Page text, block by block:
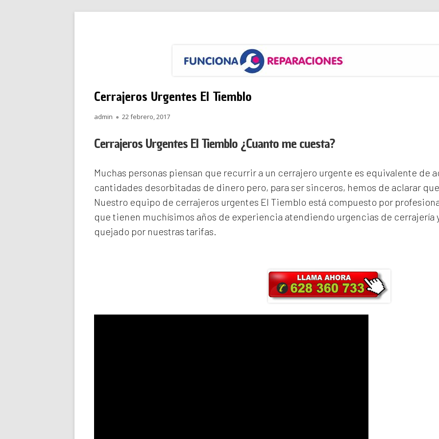
Cerrajeros Urgentes El Tiemblo
Autor
admin
Publicado
22 febrero, 2017
Cerrajeros Urgentes El Tiemblo ¿Cuanto me cuesta?
Muchas personas piensan que recurrir a un cerrajero urgente es equivalente de
cantidades desorbitadas de dinero pero, para ser sinceros, hemos de aclarar
Nuestro equipo de cerrajeros urgentes El Tiemblo está compuesto por
que tienen muchísimos años de experiencia atendiendo urgencias de cerrajería
quejado por nuestras tarifas.